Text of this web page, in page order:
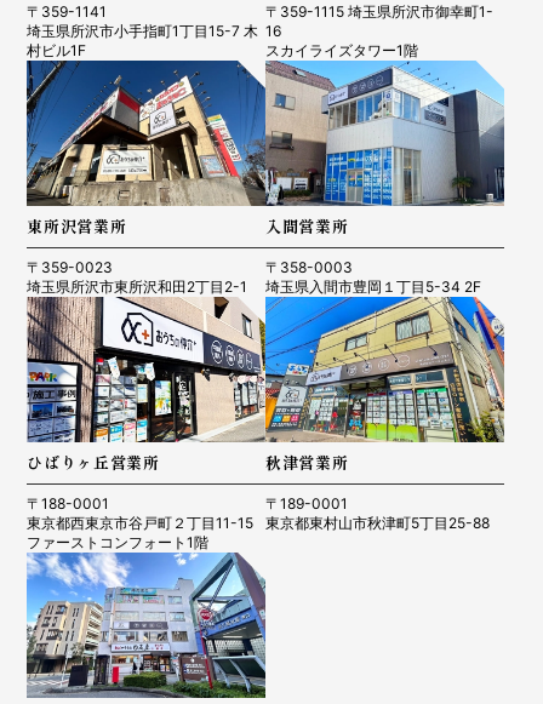
〒359-1141
埼玉県所沢市小手指町1丁目15-7 木
村ビル1F
〒359-1115 埼玉県所沢市御幸町1-
16
スカイライズタワー1階
東所沢営業所
〒359-0023
埼玉県所沢市東所沢和田2丁目2-1
入間営業所
〒358-0003
埼玉県入間市豊岡１丁目5-34 2F
ひばりヶ丘営業所
〒188-0001
東京都西東京市谷戸町２丁目11-15
ファーストコンフォート1階
秋津営業所
〒189-0001
東京都東村山市秋津町5丁目25-88